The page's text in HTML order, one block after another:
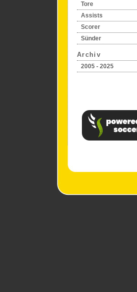
Tore
Assists
Scorer
Sünder
Archiv
2005 - 2025